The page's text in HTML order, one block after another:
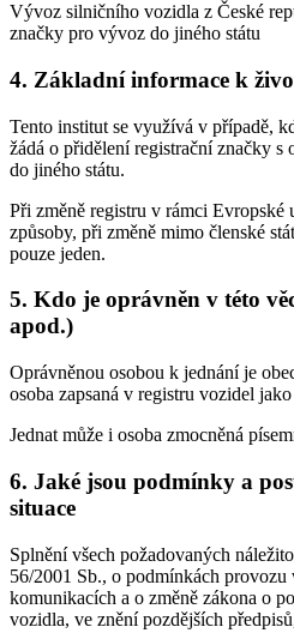
Vývoz silničního vozidla z České
značky pro vývoz do jiného státu
4. Základní informace k
Tento institut se využívá v případě,
žádá o přidělení registrační značky s
do jiného státu.
Při změně registru v rámci Evropské
způsoby, při změně mimo členské
pouze jeden.
5. Kdo je oprávněn v této
apod.)
Oprávněnou osobou k jednání je
osoba zapsaná v registru vozidel
Jednat může i osoba zmocněná
6. Jaké jsou podmínky a
situace
Splnění všech požadovaných
56/2001 Sb., o podmínkách provozu
komunikacích a o změně zákona o
vozidla, ve znění pozdějších